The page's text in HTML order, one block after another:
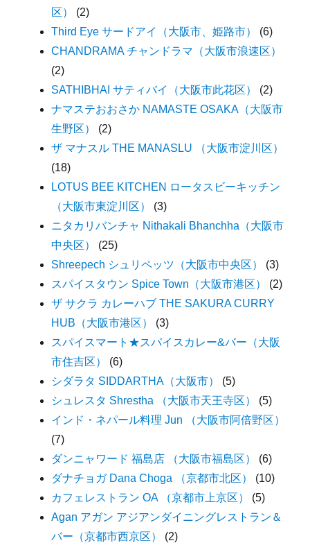
区）
(2)
Third Eye サードアイ（大阪市、姫路市）
(6)
CHANDRAMA チャンドラマ（大阪市浪速区）
(2)
SATHIBHAI サティバイ（大阪市此花区）
(2)
ナマステおおさか NAMASTE OSAKA（大阪市
生野区）
(2)
ザ マナスル THE MANASLU （大阪市淀川区）
(18)
LOTUS BEE KITCHEN ロータスビーキッチン
（大阪市東淀川区）
(3)
ニタカリバンチャ Nithakali Bhanchha（大阪市
中央区）
(25)
Shreepech シュリペッツ（大阪市中央区）
(3)
スパイスタウン Spice Town（大阪市港区）
(2)
ザ サクラ カレーハブ THE SAKURA CURRY
HUB（大阪市港区）
(3)
スパイスマート★スパイスカレー&バー（大阪
市住吉区）
(6)
シダラタ SIDDARTHA（大阪市）
(5)
シュレスタ Shrestha （大阪市天王寺区）
(5)
インド・ネパール料理 Jun （大阪市阿倍野区）
(7)
ダンニャワード 福島店 （大阪市福島区）
(6)
ダナチョガ Dana Choga （京都市北区）
(10)
カフェレストラン OA （京都市上京区）
(5)
Agan アガン アジアンダイニングレストラン＆
バー（京都市西京区）
(2)